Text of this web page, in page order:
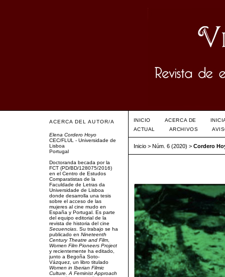
ACERCA DEL AUTOR/A
Elena Cordero Hoyo
CEC/FLUL - Universidade de
Lisboa
Portugal
Doctoranda becada por la
FCT (PD/BD/128075/2016)
en el Centro de Estudos
Comparatistas de la
Faculdade de Letras da
Universidade de Lisboa
donde desarrolla una tesis
sobre el acceso de las
mujeres al cine mudo en
España y Portugal. Es parte
del equipo editorial de la
revista de historia del cine
Secuencias . Su trabajo se ha
publicado en Nineteenth
Century Theatre and Film
Women Film Pioneers Project
y recientemente ha editado,
junto a Begoña Soto-
Vázquez, un libro titulado
Women in Iberian Filmic
Culture. A Feminist Approach
INICIO ACERCA DE
ACTUAL
ARCHIVOS
Inicio> Núm. 6 (2020) > Cordero